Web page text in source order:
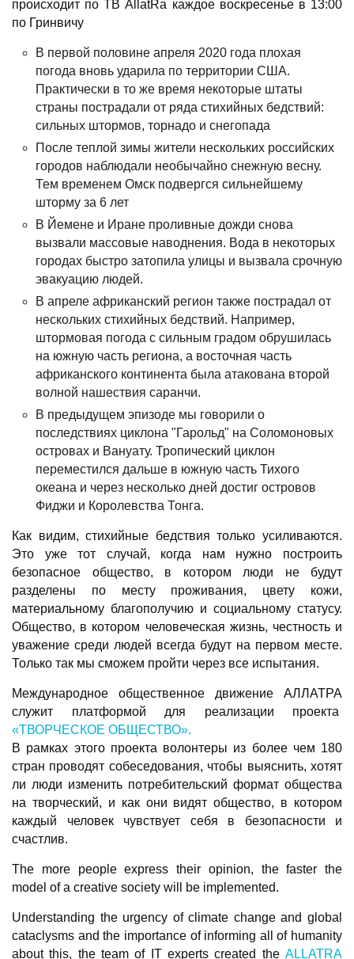
происходит по ТВ AllatRa каждое воскресенье в 13:00
по Гринвичу
В первой половине апреля 2020 года плохая
погода вновь ударила по территории США.
Практически в то же время некоторые штаты
страны пострадали от ряда стихийных бедствий:
сильных штормов, торнадо и снегопада
После теплой зимы жители нескольких российских
городов наблюдали необычайно снежную весну.
Тем временем Омск подвергся сильнейшему
шторму за 6 лет
В Йемене и Иране проливные дожди снова
вызвали массовые наводнения. Вода в некоторых
городах быстро затопила улицы и вызвала срочную
эвакуацию людей.
В апреле африканский регион также пострадал от
нескольких стихийных бедствий. Например,
штормовая погода с сильным градом обрушилась
на южную часть региона, а восточная часть
африканского континента была атакована второй
волной нашествия саранчи.
В предыдущем эпизоде ​​мы говорили о
последствиях циклона "Гарольд" на Соломоновых
островах и Вануату. Тропический циклон
переместился дальше в южную часть Тихого
океана и через несколько дней достиг островов
Фиджи и Королевства Тонга.
Как видим, стихийные бедствия только усиливаются.
Это уже тот случай, когда нам нужно построить
безопасное общество, в котором люди не будут
разделены по месту проживания, цвету кожи,
материальному благополучию и социальному статусу.
Общество, в котором человеческая жизнь, честность и
уважение среди людей всегда будут на первом месте.
Только так мы сможем пройти через все испытания.
Международное общественное движение АЛЛАТРА
служит платформой для реализации проекта
«ТВОРЧЕСКОЕ ОБЩЕСТВО».
В рамках этого проекта волонтеры из более чем 180
стран проводят собеседования, чтобы выяснить, хотят
ли люди изменить потребительский формат общества
на творческий, и как они видят общество, в котором
каждый человек чувствует себя в безопасности и
счастлив.
The more people express their opinion, the faster the
model of a creative society will be implemented.
Understanding the urgency of climate change and global
cataclysms and the importance of informing all of humanity
about this, the team of IT experts created the ALLATRA